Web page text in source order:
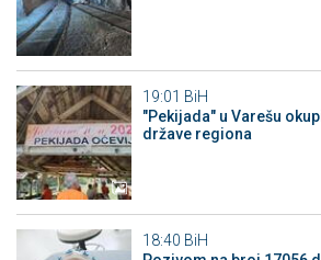
19:01 BiH
"Pekijada" u Varešu
države regiona
18:40 BiH